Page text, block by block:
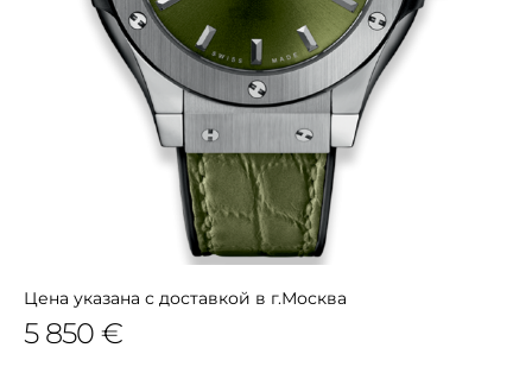
Цена указана с доставкой в г.Москва
5 850 €